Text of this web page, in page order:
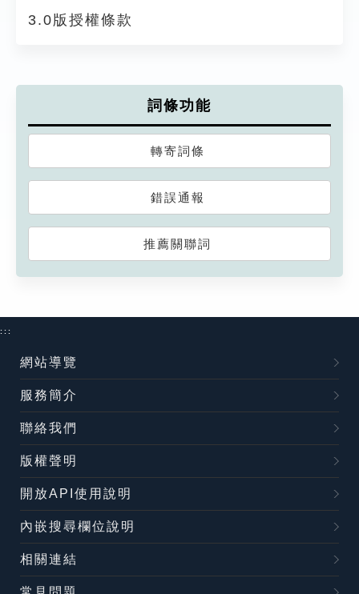
3.0版授權條款
詞條功能
轉寄詞條
錯誤通報
推薦關聯詞
:::
網站導覽
服務簡介
聯絡我們
版權聲明
開放API使用說明
內嵌搜尋欄位說明
相關連結